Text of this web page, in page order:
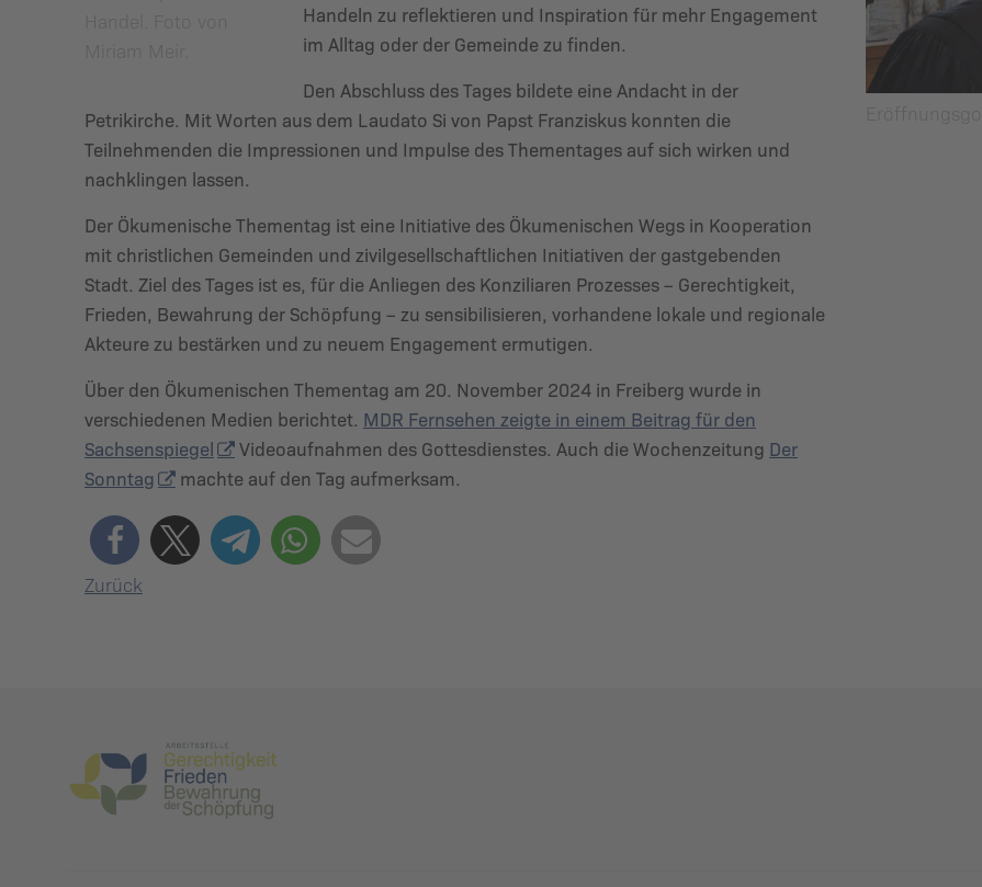
Handeln zu reflektieren und Inspiration für mehr Engagement
im Alltag oder der Gemeinde zu finden.
Den Abschluss des Tages bildete eine Andacht in der
Petrikirche. Mit Worten aus dem Laudato Si von Papst Franziskus konnten die
Teilnehmenden die Impressionen und Impulse des Thementages auf sich wirken und
nachklingen lassen.
Der Ökumenische Thementag ist eine Initiative des Ökumenischen Wegs in Kooperation
mit christlichen Gemeinden und zivilgesellschaftlichen Initiativen der gastgebenden
Stadt. Ziel des Tages ist es, für die Anliegen des Konziliaren Prozesses – Gerechtigkeit,
Frieden, Bewahrung der Schöpfung – zu sensibilisieren, vorhandene lokale und regionale
Akteure zu bestärken und zu neuem Engagement ermutigen.
Über den Ökumenischen Thementag am 20. November 2024 in Freiberg wurde in
verschiedenen Medien berichtet. MDR Fernsehen zeigte in einem Beitrag für den
Sachsenspiegel
Videoaufnahmen des Gottesdienstes. Auch die Wochenzeitung Der
Sonntag
machte auf den Tag aufmerksam.
Zurück